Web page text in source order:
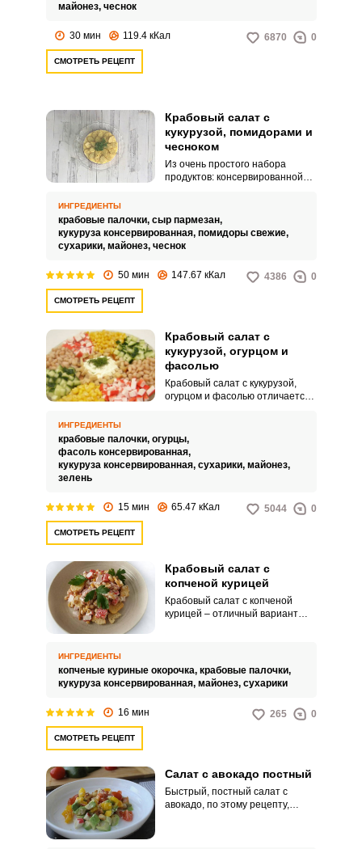
майонез, чеснок
30 мин 119.4 кКал 6870 0
СМОТРЕТЬ РЕЦЕПТ
Крабовый салат с
кукурузой, помидорами и
чесноком
Из очень простого набора
продуктов: консервированной
получится невероятно вкусный
и сочный салат на любой
случай. Его яркий аппетитный
внимание за столом.
ИНГРЕДИЕНТЫ
крабовые палочки, сыр пармезан,
кукуруза консервированная, помидоры свежие,
сухарики, майонез, чеснок
50 мин 147.67 кКал 4386 0
СМОТРЕТЬ РЕЦЕПТ
Крабовый салат с
кукурузой, огурцом и
фасолью
Крабовый салат с кукурузой,
огурцом и фасолью отличается
сочетаются. В этом рецепте вам
предлагается такой салат
приготовить в стиле «Фуршет»,
сервировочное блюдо, чтобы
каждый мог подобрать набор по
ИНГРЕДИЕНТЫ
крабовые палочки, огурцы,
фасоль консервированная,
кукуруза консервированная, сухарики, майонез,
зелень
15 мин 65.47 кКал 5044 0
СМОТРЕТЬ РЕЦЕПТ
Крабовый салат с
копченой курицей
Крабовый салат с копченой
курицей – отличный вариант
копченой курицы. Такой вариант
салата приобретает
дополнительный аромат
куда более сытным, что делает
ИНГРЕДИЕНТЫ
копченые куриные окорочка, крабовые палочки,
кукуруза консервированная, майонез, сухарики
16 мин 265 0
СМОТРЕТЬ РЕЦЕПТ
Салат с авокадо постный
Быстрый, постный салат с
авокадо, по этому рецепту,